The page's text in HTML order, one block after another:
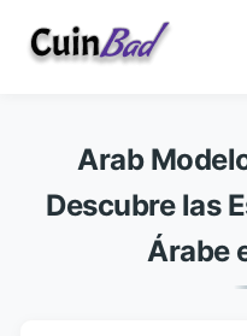
Arab
Descubre las
Árabe